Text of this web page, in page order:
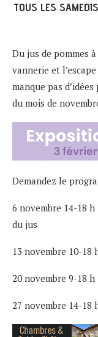
TOUS LES
Du jus de pommes
vannerie et
manque pas
du mois de
Demandez le
6 novembre 14-18
du jus
13 novembre 10-18
20 novembre 9-18
27 novembre 14-18